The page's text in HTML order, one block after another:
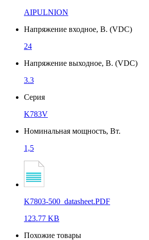
AIPULNION
Напряжение входное, В. (VDC)
24
Напряжение выходное, В. (VDC)
3.3
Серия
K783V
Номинальная мощность, Вт.
1,5
K7803-500_datasheet.PDF
123.77 KB
Похожие товары